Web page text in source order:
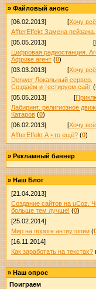
» Файловый анонс
[06.02.2013]
[Хочу
AffterEffekt Замена пейзажа.
[05.05.2013]
[
Цифровая радиостанция.
Африке агент (0)
[03.03.2013]
[Хочу
Denwer Локальный сервер.
Создаём и тестируем сайт (
[05.05.2013]
[
Лабиринт. религиозное
Катаров (0)
[06.02.2013]
[Хочу
AffterEffekt А что ещё? (0)
» Рекламный баннер
» Наш Блог
[21.04.2013]
Создание сайтов на uCoz.
больше тем лучше! (0)
[25.02.2014]
Мир на пороге антиутопии (
[16.11.2014]
Как заработать на текстах?
» Наш опрос
Поиграем